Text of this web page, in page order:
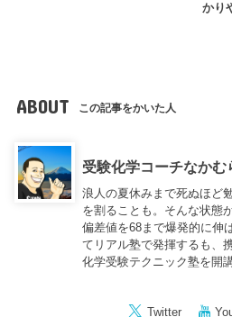
かり
ABOUT この記事をかいた人
受験化学コーチなかむ
浪人の夏休みまで死ぬほど
を割ることも。そんな状態
偏差値を68まで爆発的に伸
てリアル塾で発揮するも、
化学受験テクニック塾を開
Twitter